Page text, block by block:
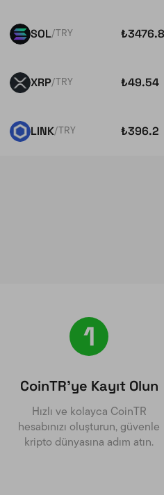
SOL/TRY ₺3476.8
XRP/TRY ₺49.54
LINK/TRY ₺396.2
1
CoinTR’ye Kayıt Olun
Hızlı ve kolayca CoinTR
hesabınızı oluşturun, güvenle
kripto dünyasına adım atın.